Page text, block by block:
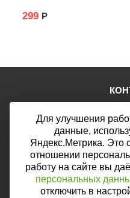
299 Р
E-mail:
Мы в соцсетях:
Мы принимаем к оплате:
Для улучшения
данные,
Яндекс.Метрика. Это
отношении
работу на сайте вы
персональных
отключить в